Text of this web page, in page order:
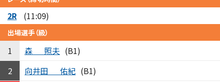
2R (11:09)
出場選手（級）
1 森 照夫 (B1)
2
向井田 佑紀 (B1)